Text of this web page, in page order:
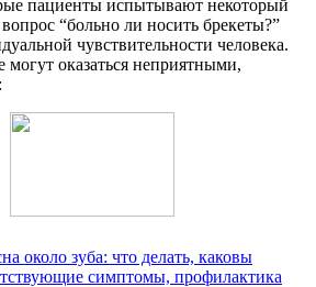
пациенты испытывают некоторый
“больно ли носить брекеты?”
чувствительности человека.
могут оказаться неприятными,
около зуба: что делать, каковы
симптомы, профилактика